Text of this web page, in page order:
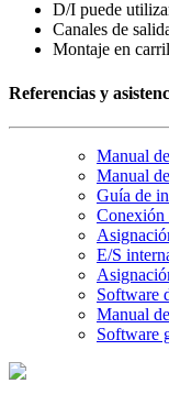
D/I puede
Canales de
Montaje en
Referencias y
Manual
Manual
Guía de
Conexión
E/S
Software
Manual
Software